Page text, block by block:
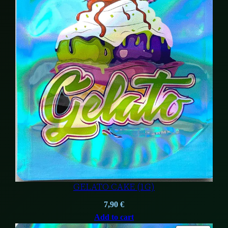
GELATO CAKE (1G)
7,90 €
Add to cart